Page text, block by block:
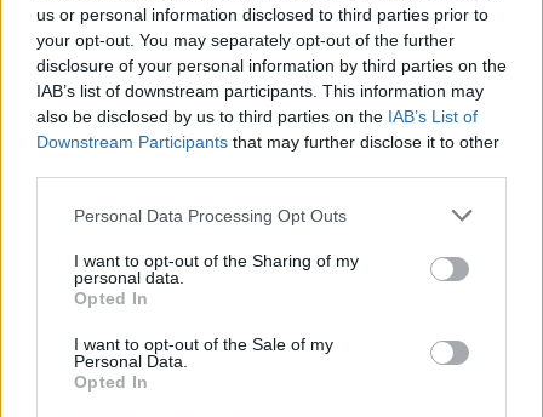
us or personal information disclosed to third parties prior to
your opt-out. You may separately opt-out of the further
disclosure of your personal information by third parties on the
IAB’s list of downstream participants. This information may
also be disclosed by us to third parties on the IAB’s List of
Downstream Participants that may further disclose it to other
Personal Data Processing Opt Outs
I want to opt-out of the Sharing of my
personal data.
Opted In
I want to opt-out of the Sale of my
Personal Data.
Opted In